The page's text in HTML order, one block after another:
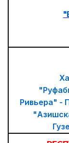
Ривьера" -